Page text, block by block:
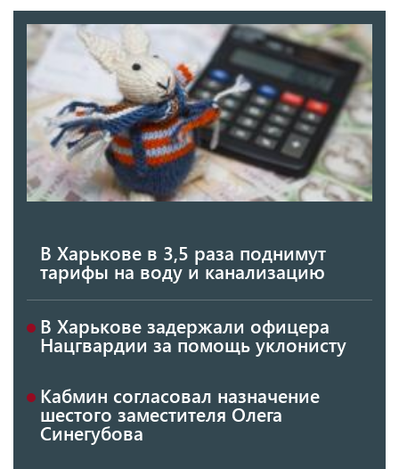
В Харькове в 3,5 раза поднимут
тарифы на воду и канализацию
В Харькове задержали офицера
Нацгвардии за помощь уклонисту
Кабмин согласовал назначение
шестого заместителя Олега
Синегубова